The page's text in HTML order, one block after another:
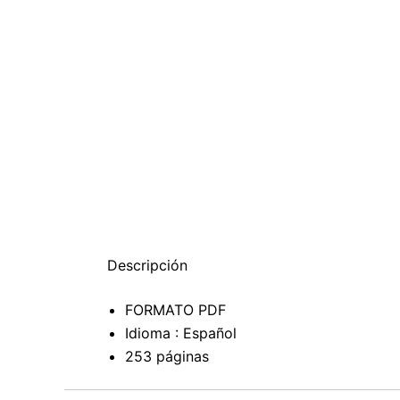
Descripción
FORMATO PDF
Idioma : Español
253 páginas